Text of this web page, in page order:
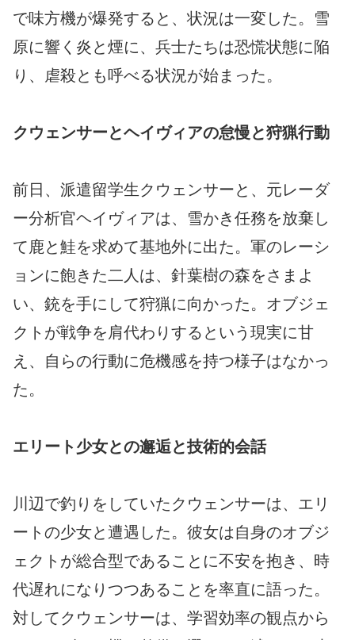
で味方機が爆発すると、状況は一変した。雪
原に響く炎と煙に、兵士たちは恐慌状態に陥
り、虐殺とも呼べる状況が始まった。
クウェンサーとヘイヴィアの怠慢と狩猟行動
前日、派遣留学生クウェンサーと、元レーダ
ー分析官ヘイヴィアは、雪かき任務を放棄し
て鹿と鮭を求めて基地外に出た。軍のレーシ
ョンに飽きた二人は、針葉樹の森をさまよ
い、銃を手にして狩猟に向かった。オブジェ
クトが戦争を肩代わりするという現実に甘
え、自らの行動に危機感を持つ様子はなかっ
た。
エリート少女との邂逅と技術的会話
川辺で釣りをしていたクウェンサーは、エリ
ートの少女と遭遇した。彼女は自身のオブジ
ェクトが総合型であることに不安を抱き、時
代遅れになりつつあることを率直に語った。
対してクウェンサーは、学習効率の観点から